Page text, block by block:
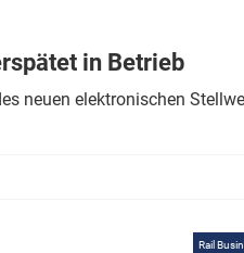
in Betrieb
neuen elektronischen
Rail